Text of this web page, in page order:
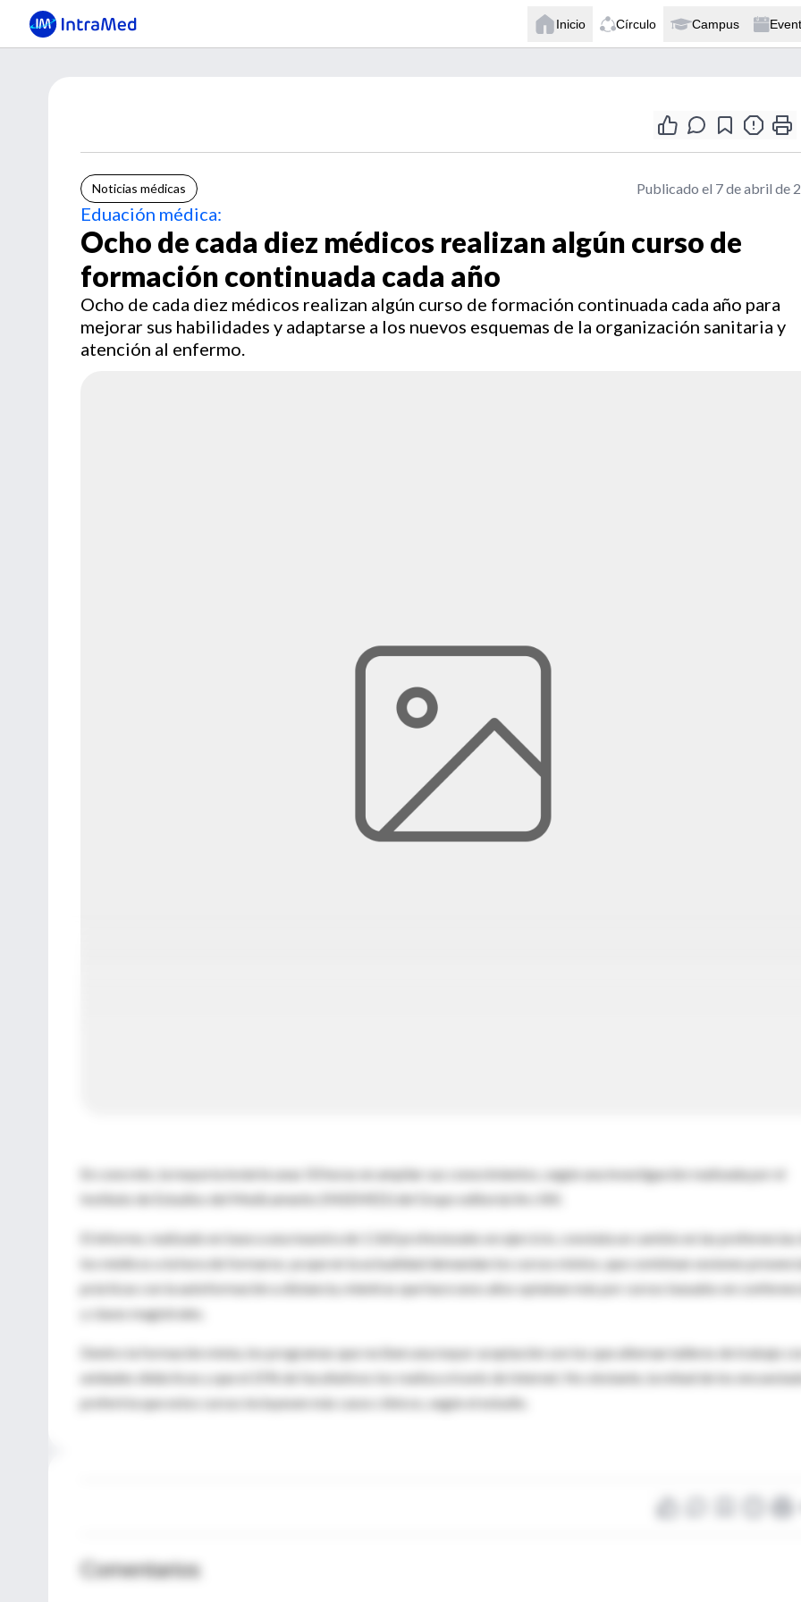
Inicio Círculo Campus
Noticias médicas Publicado el 7 de abril de
Eduación médica:
Ocho de cada diez médicos realizan algún curso de
formación continuada cada año
Ocho de cada diez médicos realizan algún curso de formación continuada cada año para
mejorar sus habilidades y adaptarse a los nuevos esquemas de la organización sanitaria y
atención al enfermo.
En concreto, la mayoría invierte unas 50 horas en ampliar sus conocimientos, según una investigación realizada por el
Instituto de Estudios del Medicamento (INSEMED) del Grupo editorial Ars XXI.
El informe, realizado en base a una muestra de 1.560 profesionales en ejercicio, constata un cambio en las preferencias
los médicos a la hora de formarse, ya que en la actualidad demandan los cursos mixtos, que combinan sesiones
prácticas con la autoformación a distancia, mientras que hace unos años optaban más por cursos basados en
y clases magistrales.
Dentro la formación mixta, los programas que reciben una mayor aceptación son los que alternan talleres de trabajo
unidades didácticas y que el 25% de facultativos los realiza a través de Internet. No obstante, la mitad de los
preferiría que estos cursos incluyesen más casos clínicos, según el estudio.
Comentarios